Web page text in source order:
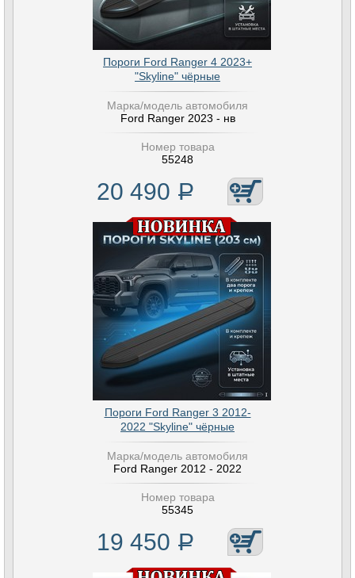
Пороги Ford Ranger 4 2023+
"Skyline" чёрные
Марка/модель автомобиля
Ford Ranger 2023 - нв
Номер товара
55248
20 490 Р
Пороги Ford Ranger 3 2012-
2022 "Skyline" чёрные
Марка/модель автомобиля
Ford Ranger 2012 - 2022
Номер товара
55345
19 450 Р